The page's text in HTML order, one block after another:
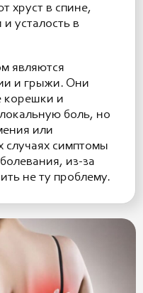
хруст в спине,
усталость в
являются
и грыжи. Они
корешки и
боль, но
или
случаях симптомы
из-за
не ту проблему.